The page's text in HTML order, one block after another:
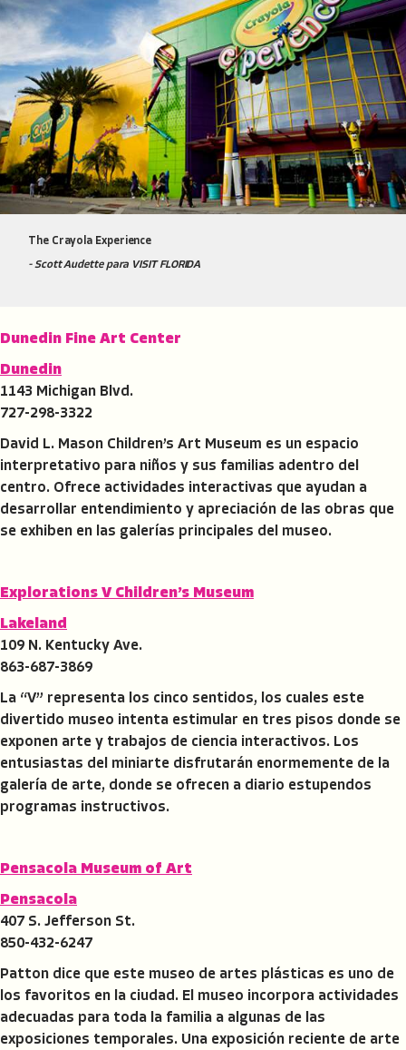
The Crayola Experience
- Scott Audette para VISIT FLORIDA
Dunedin Fine Art Center
Dunedin
1143 Michigan Blvd.
727-298-3322
David L. Mason Children’s Art Museum es un espacio
interpretativo para niños y sus familias adentro del
centro. Ofrece actividades interactivas que ayudan a
desarrollar entendimiento y apreciación de las obras que
se exhiben en las galerías principales del museo.
Explorations V Children’s Museum
Lakeland
109 N. Kentucky Ave.
863-687-3869
La “V” representa los cinco sentidos, los cuales este
divertido museo intenta estimular en tres pisos donde se
exponen arte y trabajos de ciencia interactivos. Los
entusiastas del miniarte disfrutarán enormemente de la
galería de arte, donde se ofrecen a diario estupendos
programas instructivos.
Pensacola Museum of Art
Pensacola
407 S. Jefferson St.
850-432-6247
Patton dice que este museo de artes plásticas es uno de
los favoritos en la ciudad. El museo incorpora actividades
adecuadas para toda la familia a algunas de las
exposiciones temporales. Una exposición reciente de arte